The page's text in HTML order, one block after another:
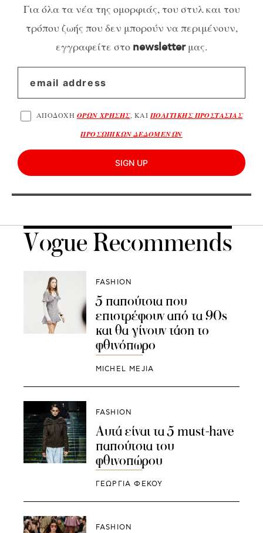
Για όλα τα νέα της ομορφιάς, του στυλ και του
τρόπου ζωής που δεν μπορούν να περιμένουν,
εγγραφείτε στο newsletterμας.
ΑΠΟΔΟΧΗ ΟΡΩΝ ΧΡΗΣΗΣ, ΚΑΙ ΠΟΛΙΤΙΚΗΣ ΠΡΟΣΤΑΣΙΑΣ
ΠΡΟΣΩΠΙΚΩΝ ΔΕΔΟΜΕΝΩΝ
SIGN UP
Vogue Recommends
FASHION
5 παπούτσια που
επιστρέφουν από τα 90s
και θα γίνουν τάση το
φθινόπωρο
MICHEL MEJIA
FASHION
Αυτά είναι τα 5 must-have
παπούτσια του
φθινοπώρου
ΓΕΩΡΓΙΑ ΦΕΚΟΥ
FASHION